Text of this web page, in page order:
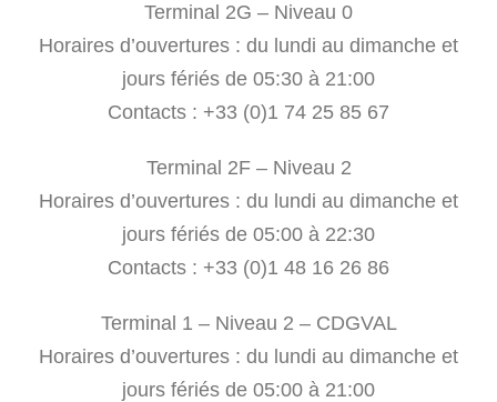
Terminal 2G – Niveau 0
Horaires d’ouvertures : du lundi au dimanche et
jours fériés de 05:30 à 21:00
Contacts : +33 (0)1 74 25 85 67
Terminal 2F – Niveau 2
Horaires d’ouvertures : du lundi au dimanche et
jours fériés de 05:00 à 22:30
Contacts : +33 (0)1 48 16 26 86
Terminal 1 – Niveau 2 – CDGVAL
Horaires d’ouvertures : du lundi au dimanche et
jours fériés de 05:00 à 21:00